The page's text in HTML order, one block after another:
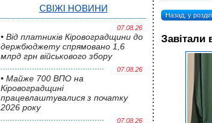
СВІЖІ НОВИНИ
07.08.26
• Від платників Кіровоградщини до
держбюджету спрямовано 1,6
млрд грн військового збору
07.08.26
• Майже 700 ВПО на
Кіровоградщині
працевлаштувалися з початку
2026 року
07.08.26
Назад, у розділ
Завітали